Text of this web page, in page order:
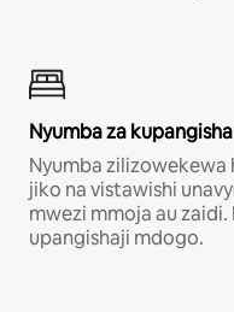
Nyumba za
Nyumba zilizowekewa
jiko na vistawishi
mwezi mmoja au
upangishaji mdogo.